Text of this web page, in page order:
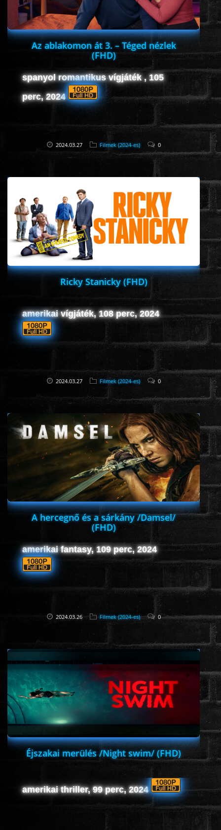
HÁBORÚS
KATASZTRÓFA
WESTERN
DOKUMENTUMFILMEK
ÉLŐ ADÁSOK (LIVE)
SOROZAT
KARÁCSONYI FILMEK
PC-GAME
www.onlinefilmvilag2.eu,Copyright © 2017-2026 Az oldal nem tárol
semmilyen jogsértő tartalmat. Minden adat külső forrásból származik |
Frissítve: 2026.07.27|Fel ↑
Az ablakomon át 3. – Téged nézlek
(FHD)
spanyol romantikus vígjáték , 105
perc, 2024
2024.03.27 Filmek (2024-es) 0
Ricky Stanicky (FHD)
amerikai vígjáték, 108 perc, 2024
2024.03.27 Filmek (2024-es) 0
A hercegnő és a sárkány /Damsel/
(FHD)
amerikai fantasy, 109 perc, 2024
2024.03.26 Filmek (2024-es) 0
Éjszakai merülés /Night swim/ (FHD)
amerikai thriller, 99 perc, 2024